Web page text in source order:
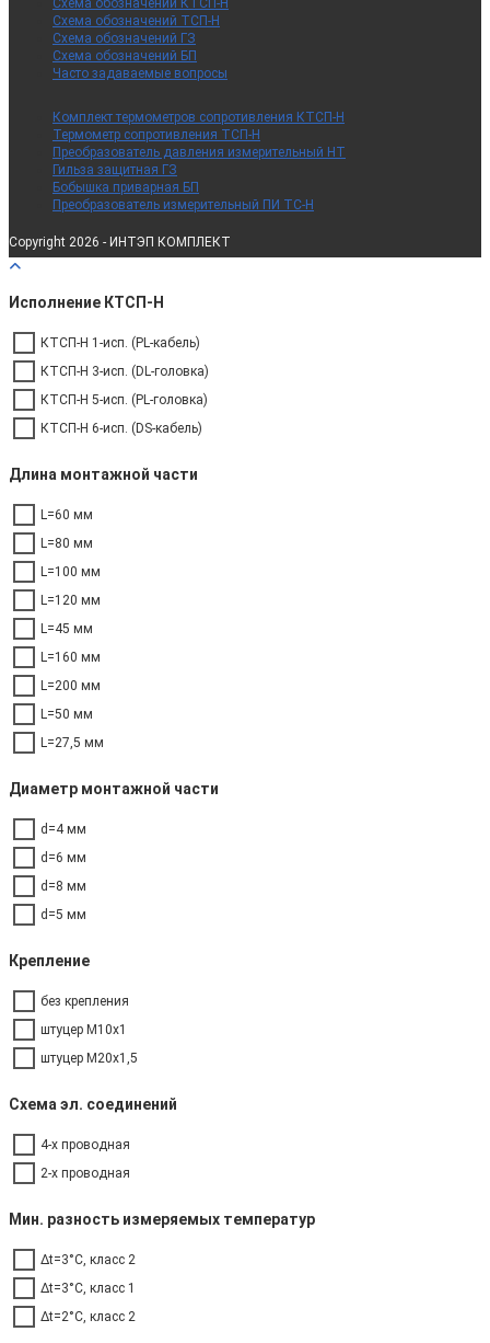
Схема обозначений ТСП-Н
Схема обозначений ГЗ
Схема обозначений БП
Часто задаваемые вопросы
Комплект термометров сопротивления КТСП-Н
Термометр сопротивления ТСП-Н
Преобразователь давления измерительный НТ
Гильза защитная ГЗ
Бобышка приварная БП
Преобразователь измерительный ПИ ТС-Н
Copyright 2026 - ИНТЭП КОМПЛЕКТ
Исполнение КТСП-Н
КТСП-Н 1-исп. (PL-кабель)
КТСП-Н 3-исп. (DL-головка)
КТСП-Н 5-исп. (PL-головка)
КТСП-Н 6-исп. (DS-кабель)
Длина монтажной части
L=60 мм
L=80 мм
L=100 мм
L=120 мм
L=45 мм
L=160 мм
L=200 мм
L=50 мм
L=27,5 мм
Диаметр монтажной части
d=4 мм
d=6 мм
d=8 мм
d=5 мм
Крепление
без крепления
штуцер М10х1
штуцер М20х1,5
Схема эл. соединений
4-х проводная
2-х проводная
Мин. разность измеряемых температур
Δt=3°C, класс 2
Δt=3°C, класс 1
Δt=2°C, класс 2